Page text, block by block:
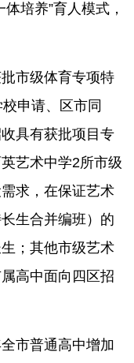
培养”育人模式，
市级体育专项特
申请、区市同
具有获批项目专
艺术中学2所市级
求，在保证艺术
生合并编班）的
；其他市级艺术
高中面向四区招
市普通高中增加